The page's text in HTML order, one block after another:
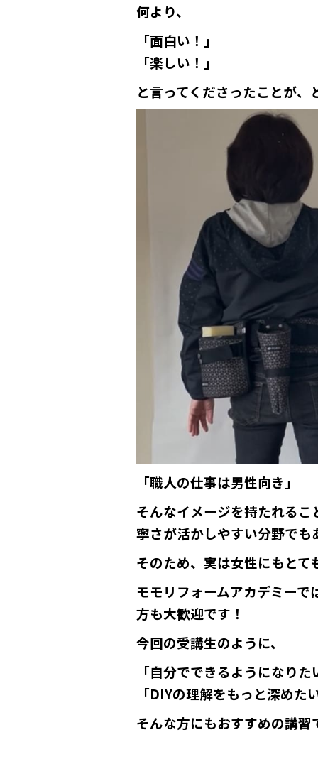
何より、
「面白い！」
「楽しい！」
と言ってくださったことが、
「職人の仕事は男性向き」
そんなイメージを持たれる
寧さが活かしやすい分野でも
そのため、実は女性にもとて
モモリフォームアカデミー
方も大歓迎です！
今回の受講生のように、
「自分でできるようになりた
「DIYの理解をもっと深めた
そんな方にもおすすめの講習